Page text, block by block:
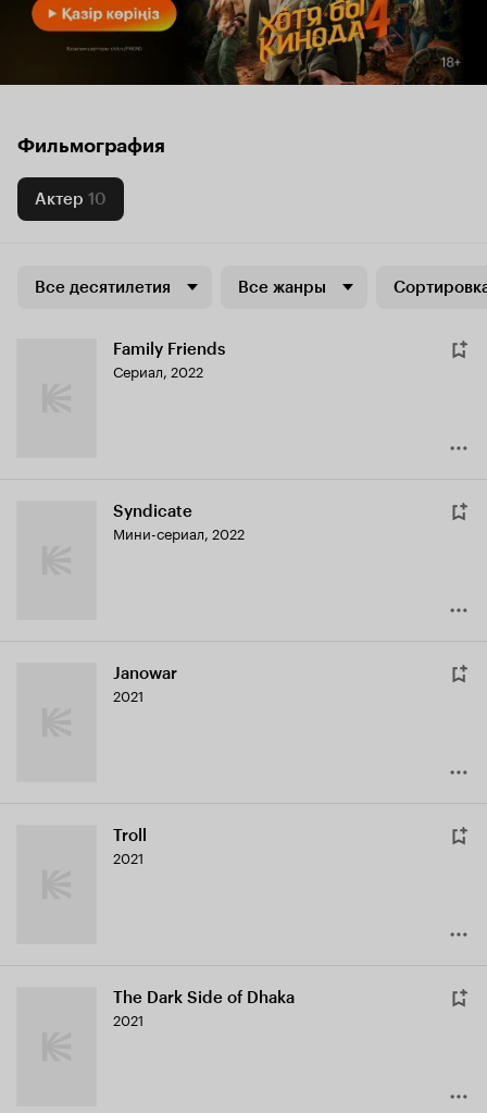
Фильмография
Актер 10
Все десятилетия Все жанры
Family Friends
Сериал, 2022
Syndicate
Мини-сериал, 2022
Janowar
2021
Troll
2021
The Dark Side of Dhaka
2021